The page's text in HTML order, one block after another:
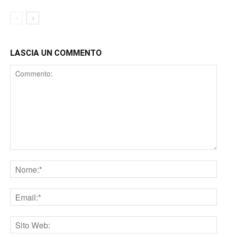
LASCIA UN COMMENTO
Comment
Nome
Email
Sito
web